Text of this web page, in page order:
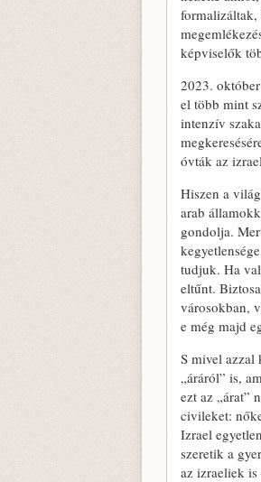
formalizáltak,
képviselők
2023.
el több mint
intenzív
óvták az
Hiszen a
arab
gondolja.
tudjuk. Ha
eltűnt.
városokban,
e még majd
S mivel azzal
„áráról” is,
ezt az „árat”
civileket:
Izrael
szeretik a
az izraeliek is